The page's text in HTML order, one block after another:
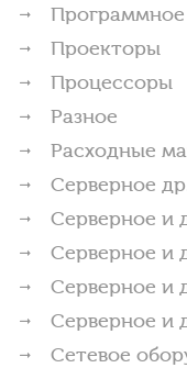
Программное
Проекторы
Процессоры
Разное
Расходные
Серверное
Серверное и
Серверное и
Серверное и
Серверное и
Сетевое